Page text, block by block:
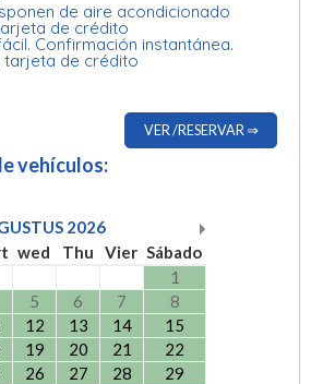
de aire acondicionado
de crédito
Confirmación instantánea.
de crédito
VER /RESERVAR ⇒
vehículos:
2026
wed Thu Vier Sábado
1
5 6 7
8
12 13 14
15
19 20 21
22
26 27 28
29